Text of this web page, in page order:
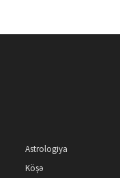
Astrologiya
Köşə